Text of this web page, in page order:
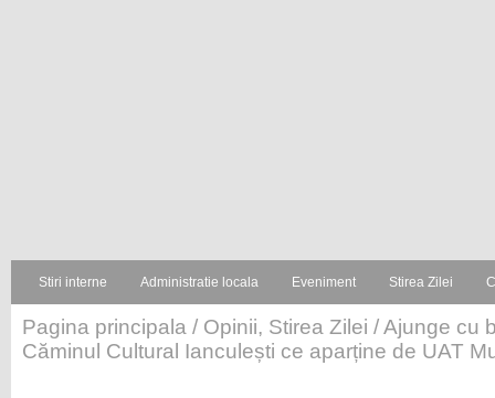
Stiri interne Administratie locala Eveniment Stirea Zilei
Pagina principala / Opinii, Stirea Zilei / Ajunge cu
Căminul Cultural Ianculești ce aparține de UAT